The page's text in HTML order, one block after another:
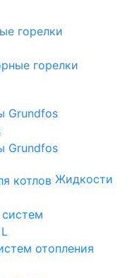
горелки
горелки
Grundfos
Grundfos
Жидкости
отопления